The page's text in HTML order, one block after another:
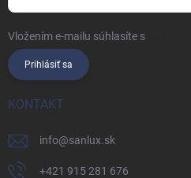
Vložením e-mailu súhlasíte s
Prihlásiť sa
KONTAKT
info@sanlux.sk
+421 915 281 676